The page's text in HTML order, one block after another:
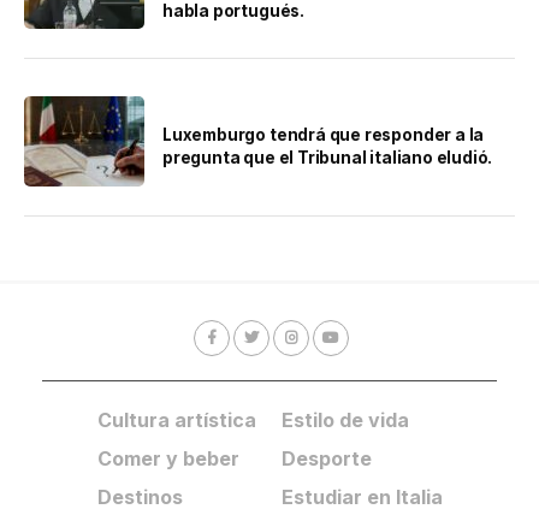
habla portugués.
Luxemburgo tendrá que responder a la
pregunta que el Tribunal italiano eludió.
Cultura artística
Comer y beber
Destinos
Estilo de vida
Desporte
Estudiar en Italia